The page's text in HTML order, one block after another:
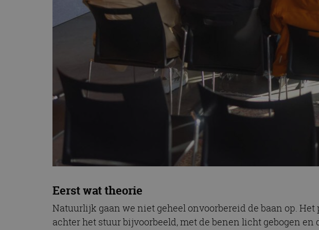
Eerst wat theorie
Natuurlijk gaan we niet geheel onvoorbereid de baan op.
achter het stuur bijvoorbeeld, met de benen licht gebogen